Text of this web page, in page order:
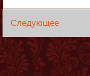
Следующее